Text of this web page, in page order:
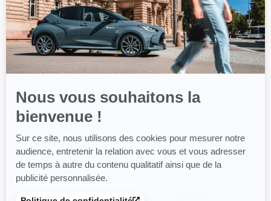
Nous vous souhaitons la
bienvenue !
Sur ce site, nous utilisons des cookies pour mesurer notre
audience, entretenir la relation avec vous et vous adresser
de temps à autre du contenu qualitatif ainsi que de la
publicité personnalisée.
Marathon Calais XXL
Le 28 juin 2026
La première édition du Marathon Calais
XXL avait lieu dimanche 28 juin, et le soleil
était au rendez-vous sur notre magnifique
côte...